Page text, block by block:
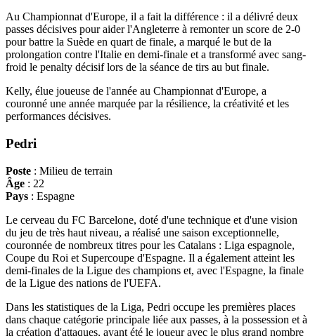
Au Championnat d'Europe, il a fait la différence : il a délivré deux
passes décisives pour aider l'Angleterre à remonter un score de 2-0
pour battre la Suède en quart de finale, a marqué le but de la
prolongation contre l'Italie en demi-finale et a transformé avec sang-
froid le penalty décisif lors de la séance de tirs au but finale.
Kelly, élue joueuse de l'année au Championnat d'Europe, a
couronné une année marquée par la résilience, la créativité et les
performances décisives.
Pedri
Poste : Milieu de terrain
Âge : 22
Pays : Espagne
Le cerveau du FC Barcelone, doté d'une technique et d'une vision
du jeu de très haut niveau, a réalisé une saison exceptionnelle,
couronnée de nombreux titres pour les Catalans : Liga espagnole,
Coupe du Roi et Supercoupe d'Espagne. Il a également atteint les
demi-finales de la Ligue des champions et, avec l'Espagne, la finale
de la Ligue des nations de l'UEFA.
Dans les statistiques de la Liga, Pedri occupe les premières places
dans chaque catégorie principale liée aux passes, à la possession et à
la création d'attaques, ayant été le joueur avec le plus grand nombre